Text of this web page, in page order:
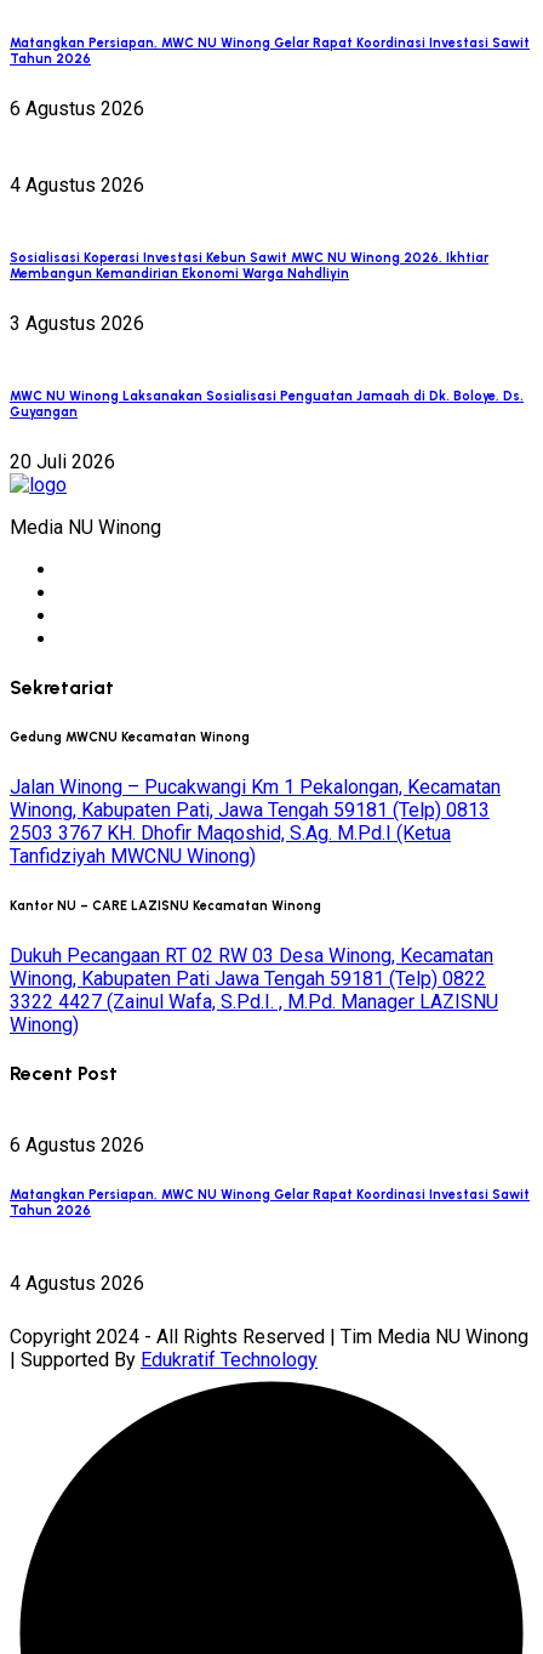
Matangkan Persiapan, MWC NU Winong Gelar Rapat Koordinasi Investasi Sawit
Tahun 2026
6 Agustus 2026
4 Agustus 2026
Sosialisasi Koperasi Investasi Kebun Sawit MWC NU Winong 2026, Ikhtiar
Membangun Kemandirian Ekonomi Warga Nahdliyin
3 Agustus 2026
MWC NU Winong Laksanakan Sosialisasi Penguatan Jamaah di Dk. Boloye, Ds.
Guyangan
20 Juli 2026
Media NU Winong
Sekretariat
Gedung MWCNU Kecamatan Winong
Jalan Winong – Pucakwangi Km 1 Pekalongan, Kecamatan
Winong, Kabupaten Pati, Jawa Tengah 59181 (Telp) 0813
2503 3767 KH. Dhofir Maqoshid, S.Ag. M.Pd.I (Ketua
Tanfidziyah MWCNU Winong)
Kantor NU – CARE LAZISNU Kecamatan Winong
Dukuh Pecangaan RT 02 RW 03 Desa Winong, Kecamatan
Winong, Kabupaten Pati Jawa Tengah 59181 (Telp) 0822
3322 4427 (Zainul Wafa, S.Pd.I. , M.Pd. Manager LAZISNU
Winong)
Recent Post
6 Agustus 2026
Matangkan Persiapan, MWC NU Winong Gelar Rapat Koordinasi Investasi Sawit
Tahun 2026
4 Agustus 2026
Copyright 2024 - All Rights Reserved | Tim Media NU Winong
| Supported By Edukratif Technology